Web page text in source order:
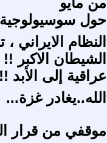
حول سوسيولوجية
النظام الايراني
الشيطان الاكبر !!
عراقية إلى الأبد
الله..يغادر غزة...
موقفي من قرار